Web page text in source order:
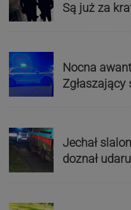
Są już za
Nocna
Zgłaszający
Jechał
doznał udaru